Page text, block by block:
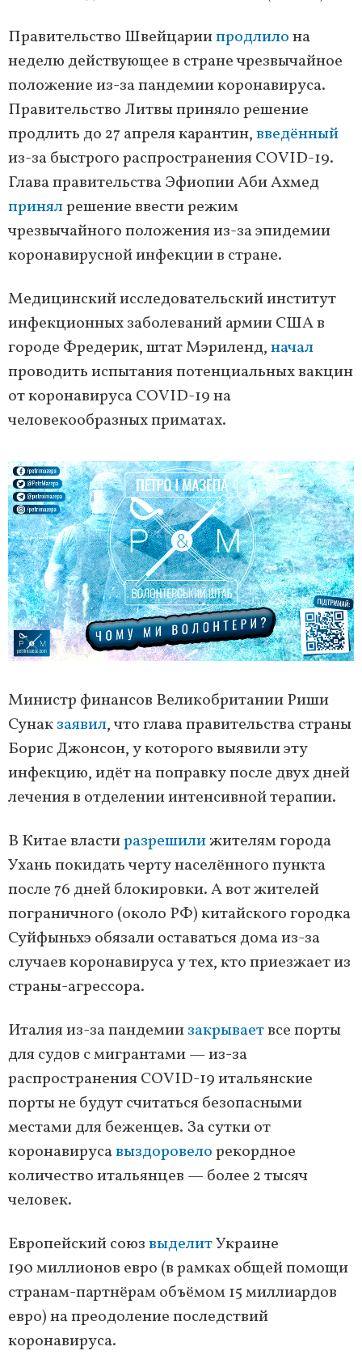
Правительство Швейцариипродлилона
неделю действующее в стране чрезвычайное
положение из-за пандемии коронавируса.
Правительство Литвы приняло решение
продлить до 27 апреля карантин,введённый
из-за быстрого распространения COVID-19.
Глава правительства Эфиопии Аби Ахмед
принялрешение ввести режим
чрезвычайного положения из-за эпидемии
коронавирусной инфекции в стране.
Медицинский исследовательский институт
инфекционных заболеваний армии США в
городе Фредерик, штат Мэриленд,начал
проводить испытания потенциальных вакцин
от коронавируса COVID-19 на
человекообразных приматах.
Министр финансов Великобритании Риши
Сунакзаявил, что глава правительства страны
Борис Джонсон, у которого выявили эту
инфекцию, идёт на поправку после двух дней
лечения в отделении интенсивной терапии.
В Китае властиразрешилижителям города
Ухань покидать черту населённого пункта
после 76 дней блокировки. А вот жителей
пограничного (около РФ) китайского городка
Суйфыньхэ обязали оставаться дома из-за
случаев коронавируса у тех, кто приезжает из
страны-агрессора.
Италия из-за пандемиизакрываетвсе порты
для судов с мигрантами — из-за
распространения COVID-19 итальянские
порты не будут считаться безопасными
местами для беженцев. За сутки от
коронавирусавыздоровелорекордное
количество итальянцев — более 2 тысяч
человек.
Европейский союзвыделитУкраине
190 миллионов евро (в рамках общей помощи
странам-партнёрам объёмом 15 миллиардов
евро) на преодоление последствий
коронавируса.